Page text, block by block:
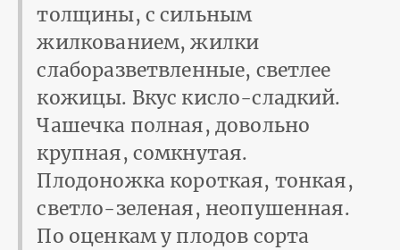
толщины, с сильным
жилкованием, жилки
слаборазветвленные, светлее
кожицы. Вкус кисло-сладкий.
Чашечка полная, довольно
крупная, сомкнутая.
Плодоножка короткая, тонкая,
светло-зеленая, неопушенная.
По оценкам у плодов сорта